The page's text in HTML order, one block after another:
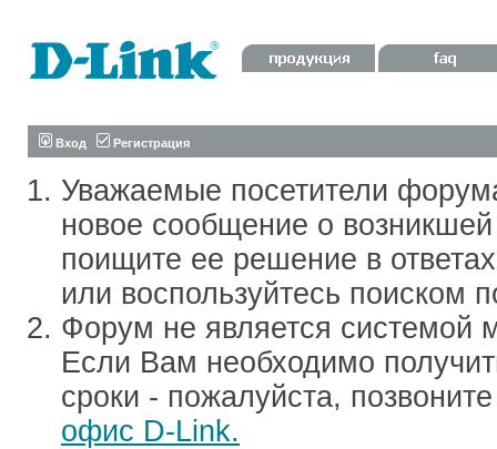
Вход Регистрация
Уважаемые посетители
новое сообщение о
поищите ее решение в
или воспользуйтесь поиском
Форум не является системой
Если Вам необходимо
сроки - пожалуйста,
офис D-Link.